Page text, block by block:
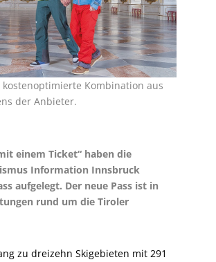
Kombination aus
der Anbieter.
einem Ticket“ haben die
Information Innsbruck
aufgelegt. Der neue Pass ist in
rund um die Tiroler
zu dreizehn Skigebieten mit 291